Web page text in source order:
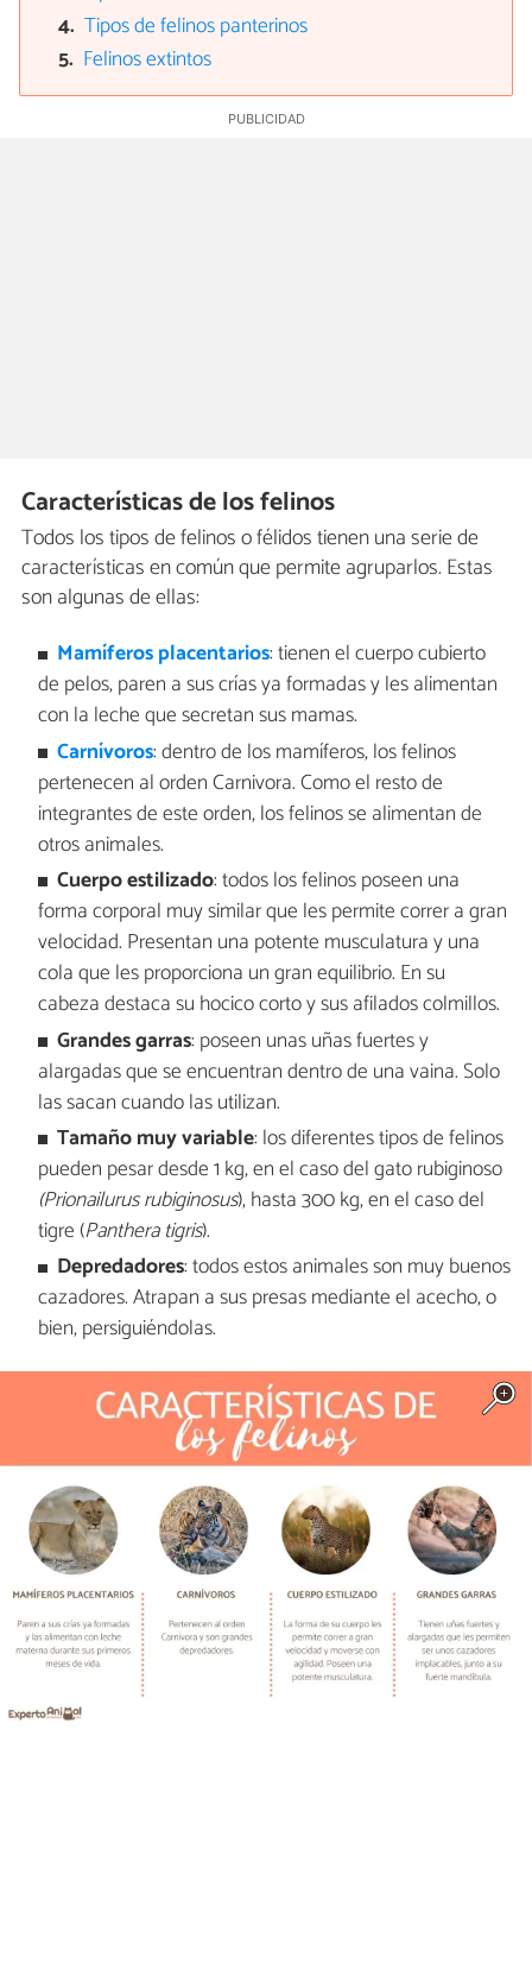
Tipos de felinos panterinos
Felinos extintos
Características de los felinos
Todos los tipos de felinos o félidos tienen una serie de
características en común que permite agruparlos. Estas
son algunas de ellas:
Mamíferosplacentarios: tienen el cuerpo cubierto
de pelos, paren a sus crías ya formadas y les alimentan
con la leche que secretan sus mamas.
Carnívoros: dentro de los mamíferos, los felinos
pertenecen al orden Carnivora. Como el resto de
integrantes de este orden, los felinos se alimentan de
otros animales.
Cuerpo estilizado: todos los felinos poseen una
forma corporal muy similar que les permite correr a gran
velocidad. Presentan una potente musculatura y una
cola que les proporciona un gran equilibrio. En su
cabeza destaca su hocico corto y sus afilados colmillos.
Grandes garras: poseen unas uñas fuertes y
alargadas que se encuentran dentro de una vaina. Solo
las sacan cuando las utilizan.
Tamaño muy variable: los diferentes tipos de felinos
pueden pesar desde 1 kg, en el caso del gato rubiginoso
(Prionailurus rubiginosus), hasta 300 kg, en el caso del
tigre (Panthera tigris).
Depredadores: todos estos animales son muy buenos
cazadores. Atrapan a sus presas mediante el acecho, o
bien, persiguiéndolas.